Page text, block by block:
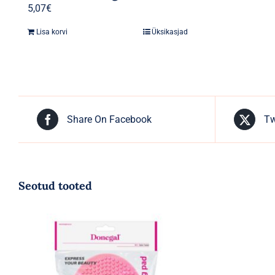
5,07€
Lisa korvi Üksikasjad
Share On Facebook
Seotud tooted